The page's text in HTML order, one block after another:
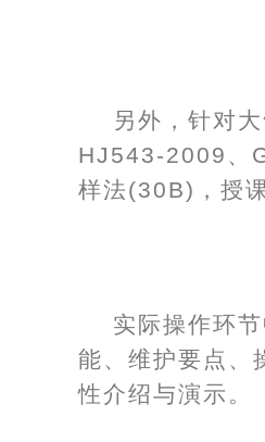
另外，针对
HJ543-2009、
样法(30B)，授
实际操作环
能、维护要点、
性介绍与演示。